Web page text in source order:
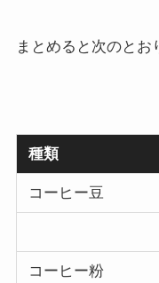
まとめると次のとお
種類
コーヒー豆
コーヒー粉